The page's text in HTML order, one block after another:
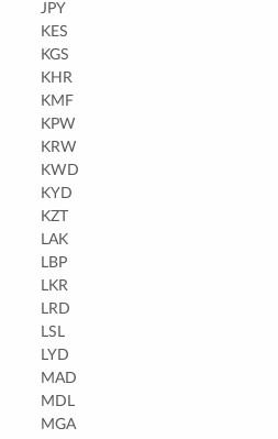
JPY
KES
KGS
KHR
KMF
KPW
KRW
KWD
KYD
KZT
LAK
LBP
LKR
LRD
LSL
LYD
MAD
MDL
MGA